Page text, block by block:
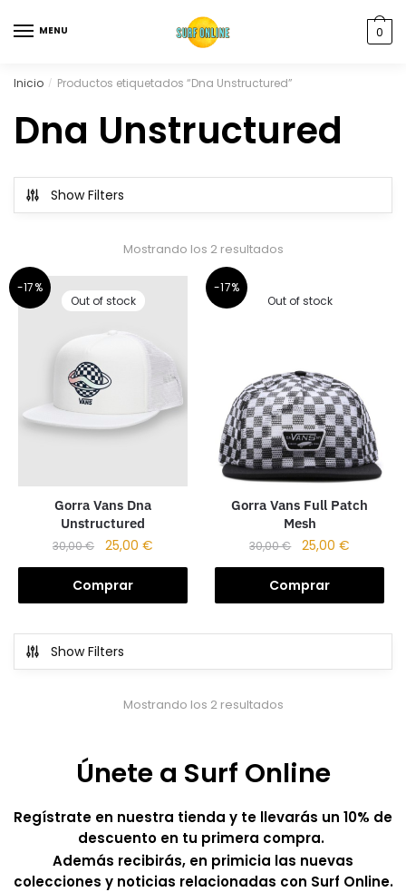
MENU 0
Inicio / Productos etiquetados “Dna Unstructured”
Dna Unstructured
Show Filters
Mostrando los 2 resultados
-17%
Out of stock
Gorra Vans Dna
Unstructured
30,00€ 25,00€
Comprar
-17%
Out of stock
Gorra Vans Full Patch
Mesh
30,00€ 25,00€
Comprar
Show Filters
Mostrando los 2 resultados
Únete a Surf Online
Regístrate en nuestra tienda y te llevarás un 10% de
descuento en tu primera compra.
Además recibirás, en primicia las nuevas
colecciones y noticias relacionadas con Surf Online.